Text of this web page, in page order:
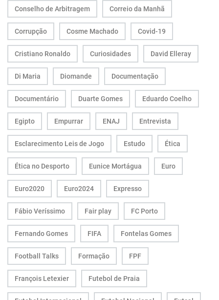
Conselho de Arbitragem Correio da Manhã
Corrupção Cosme Machado Covid-19
Cristiano Ronaldo Curiosidades David Elleray
Di Maria Diomande Documentação
Documentário Duarte Gomes Eduardo Coelho
Egipto Empurrar ENAJ Entrevista
Esclarecimento Leis de Jogo Estudo Ética
Ética no Desporto Eunice Mortágua Euro
Euro2020 Euro2024 Expresso
Fábio Veríssimo Fair play FC Porto
Fernando Gomes FIFA Fontelas Gomes
Football Talks Formação FPF
François Letexier Futebol de Praia